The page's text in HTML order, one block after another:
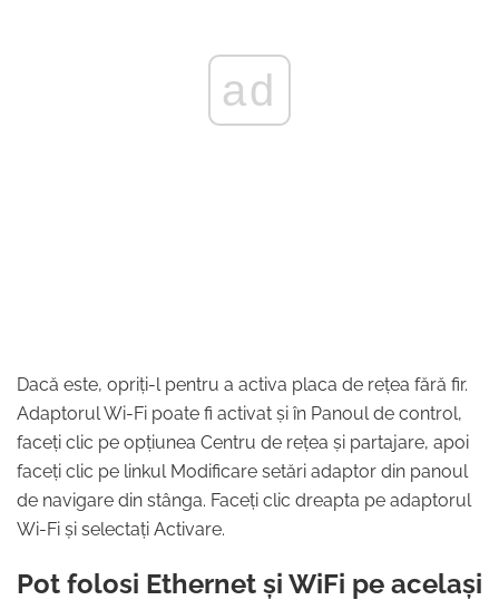
ad
Dacă este, opriți-l pentru a activa placa de rețea fără fir.
Adaptorul Wi-Fi poate fi activat și în Panoul de control,
faceți clic pe opțiunea Centru de rețea și partajare, apoi
faceți clic pe linkul Modificare setări adaptor din panoul
de navigare din stânga. Faceți clic dreapta pe adaptorul
Wi-Fi și selectați Activare.
Pot folosi Ethernet și WiFi pe același